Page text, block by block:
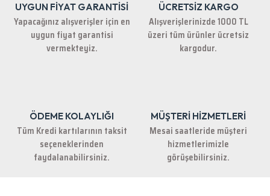
Ürün bilgilerinde hatalar bulunuyor.
Ürün fiyatı diğer sitelerden daha pahalı.
Bu ürüne benzer farklı alternatifler olmalı.
UYGUN FİYAT GARANTİSİ
Yapacağınız alışverişler için en
uygun fiyat garantisi
vermekteyiz.
ÜCRETSİZ KARGO
Alışverişlerinizde 1000 TL
üzeri tüm ürünler ücretsiz
kargodur.
ÖDEME KOLAYLIĞI
Tüm Kredi kartılarının taksit
seçeneklerinden
faydalanabilirsiniz.
MÜŞTERİ HİZMETLERİ
Mesai saatleride müşteri
hizmetlerimizle
görüşebilirsiniz.